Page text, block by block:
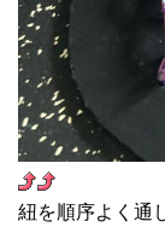
紐を順序よく通